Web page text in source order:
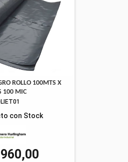
ROLLO 100MTS X
100 MIC
con Stock